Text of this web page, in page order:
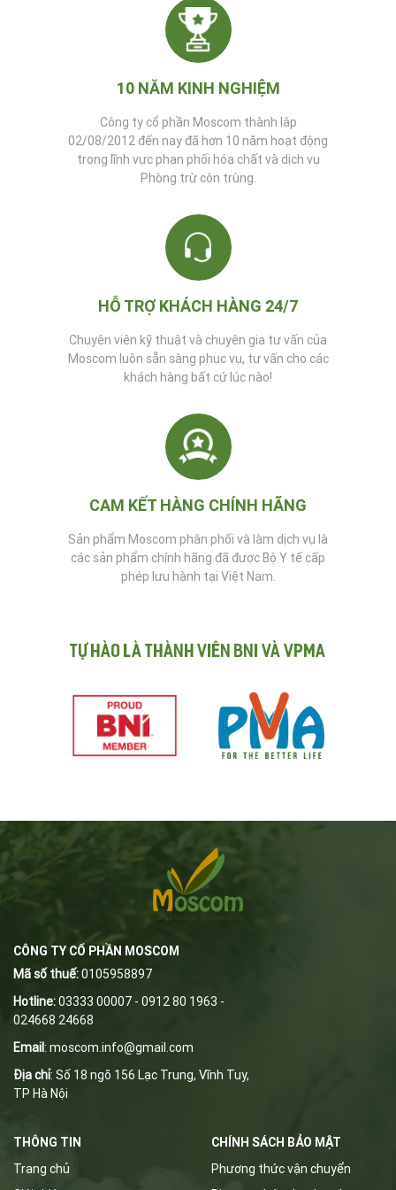
10 NĂM KINH NGHIỆM
Công ty cổ phần Moscom thành lập
02/08/2012 đến nay đã hơn 10 năm hoạt động
trong lĩnh vực phan phối hóa chất và dịch vụ
Phòng trừ côn trùng.
HỖ TRỢ KHÁCH HÀNG 24/7
Chuyên viên kỹ thuật và chuyên gia tư vấn của
Moscom luôn sẵn sàng phục vụ, tư vấn cho các
khách hàng bất cứ lúc nào!
CAM KẾT HÀNG CHÍNH HÃNG
Sản phẩm Moscom phân phối và làm dịch vụ là
các sản phẩm chính hãng đã được Bộ Y tế cấp
phép lưu hành tại Việt Nam.
Tự hào là thành viên BNI và VPMA
CÔNG TY CỔ PHẦN MOSCOM
Mã số thuế:0105958897
Hotline:03333 00007 - 0912 80 1963 -
024668 24668
Email: moscom.info@gmail.com
Địa chỉ: Số 18 ngõ 156 Lạc Trung, Vĩnh Tuy,
TP Hà Nội
THÔNG TIN
Trang chủ
CHÍNH SÁCH BẢO MẬT
Phương thức vận chuyển